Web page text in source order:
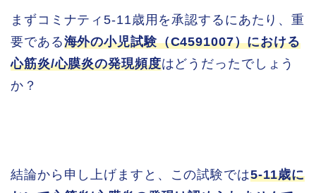
まずコミナティ5-11歳用を承認するにあたり、重
要である海外の小児試験（C4591007）における
心筋炎/心膜炎の発現頻度はどうだったでしょう
か？
結論から申し上げますと、この試験では5-11歳に